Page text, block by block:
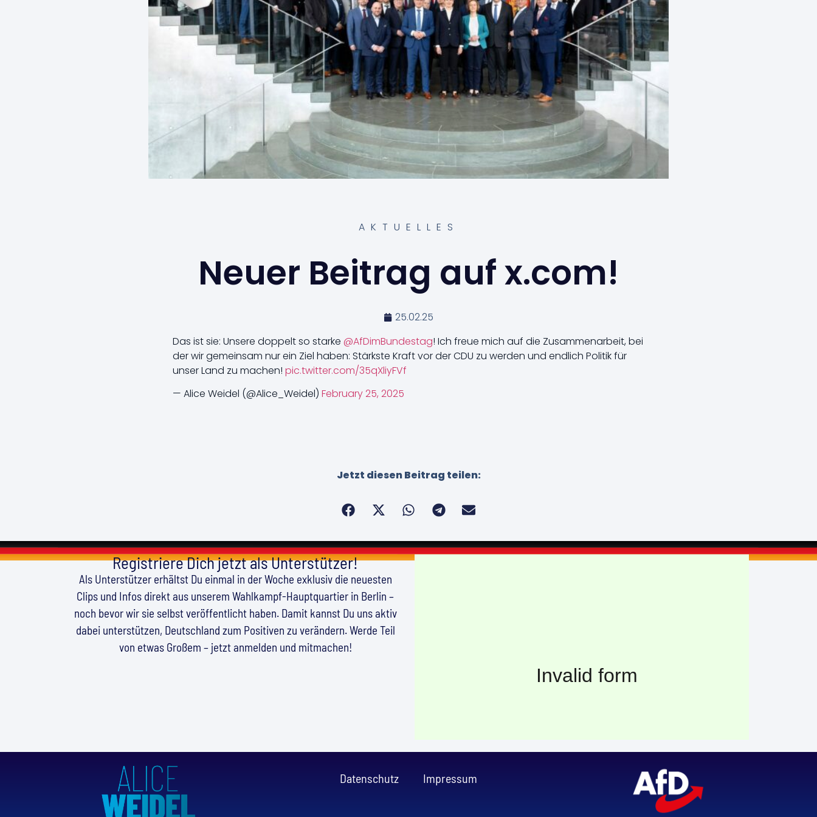
AKTUELLES
Neuer Beitrag auf x.com!
25.02.25
Das ist sie: Unsere doppelt so starke @AfDimBundestag! Ich freue mich auf die Zusammenarbeit, bei
der wir gemeinsam nur ein Ziel haben: Stärkste Kraft vor der CDU zu werden und endlich Politik für
unser Land zu machen! pic.twitter.com/35qXliyFVf
— Alice Weidel (@Alice_Weidel) February 25, 2025
Jetzt diesen Beitrag teilen:
Registriere Dich jetzt als Unterstützer!
Als Unterstützer erhältst Du einmal in der Woche exklusiv die neuesten
Clips und Infos direkt aus unserem Wahlkampf-Hauptquartier in Berlin –
noch bevor wir sie selbst veröffentlicht haben. Damit kannst Du uns aktiv
dabei unterstützen, Deutschland zum Positiven zu verändern. Werde Teil
von etwas Großem – jetzt anmelden und mitmachen!
Datenschutz Impressum